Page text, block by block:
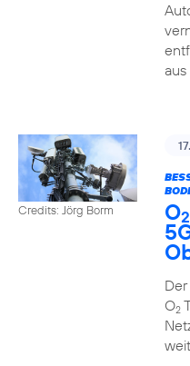
Credits: Jörg Borm O2
O2